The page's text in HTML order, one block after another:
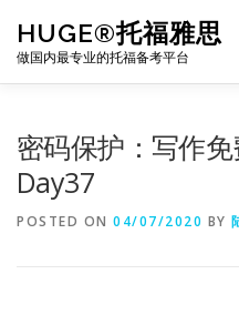
content
HUGE®托福雅思
做国内最专业的托福备考平台
密码保护：写作
Day37
POSTED ON 04/07/2020 BY